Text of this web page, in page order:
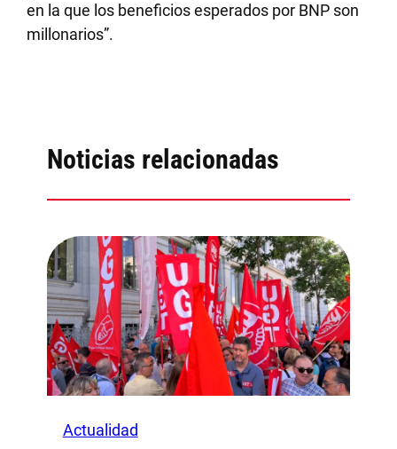
en la que los beneficios esperados por BNP son
millonarios”.
Noticias relacionadas
Actualidad